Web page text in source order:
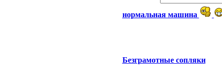
нормальная машина
Безграмотные сопляки